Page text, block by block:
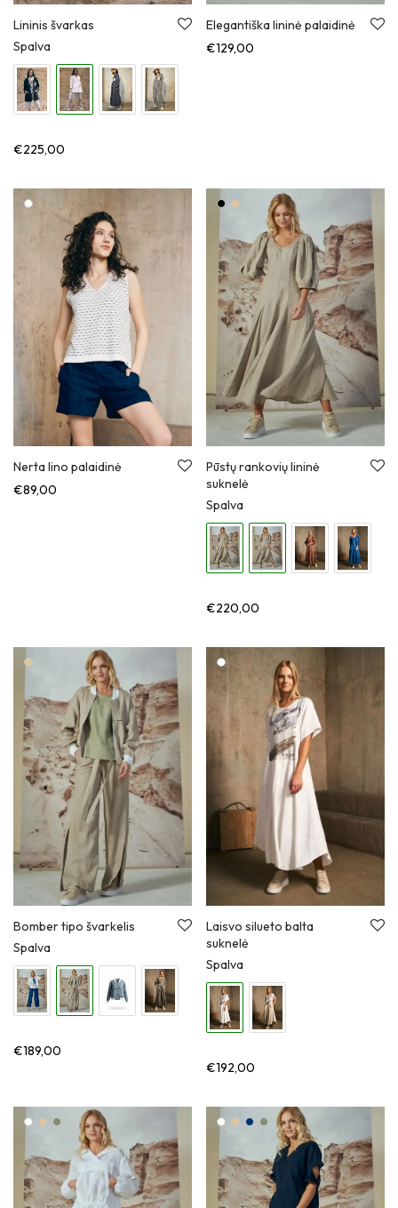
Lininis švarkas
Spalva
€225,00
Elegantiška lininė palaidinė
€129,00
Nerta lino palaidinė
€89,00
Pūstų rankovių lininė
suknelė
Spalva
€220,00
Bomber tipo švarkelis
Spalva
€189,00
Laisvo silueto balta
suknelė
Spalva
€192,00